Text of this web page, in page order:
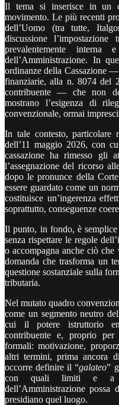
Il tema si inserisce in un
movimento. Le più recenti
dell’Uomo (tra tutte,
discussione
prevalentemente
dell’Amministrazione. In
ordinanze della Cassazione
finanziarie, alla n. 8074 del
contribuente — che non
mostrano l’esigenza di
convenzionale, ormai
In tale contesto, particolare
dell’11 maggio 2026, con
cassazione ha rimesso gli
l’assegnazione del ricorso
dopo le pronunce della
essere guardato come un
costituisce un’ingerenza
soprattutto, conseguenze
Il punto, in fondo, è semplice
senza rispettare le regole
o accompagna anche ciò che
domanda che trasforma un
questione sostanziale sulla
tributaria.
Nel mutato quadro
come un segmento neutro
cui il potere istruttorio
contribuente e, proprio
formali: motivazione,
altri termini, prima ancora
occorre definire il “galateo”
con quali limiti e a
dell’Amministrazione
presidiano quel luogo.